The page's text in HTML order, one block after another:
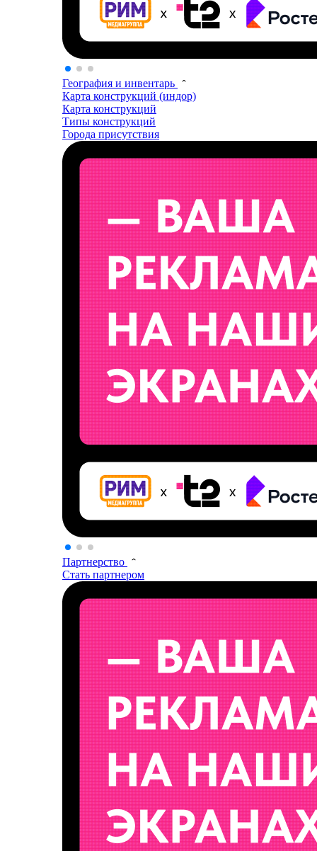
География и инвентарь
Карта конструкций (индор)
Карта конструкций
Типы конструкций
Города присутствия
Партнерство
Стать партнером